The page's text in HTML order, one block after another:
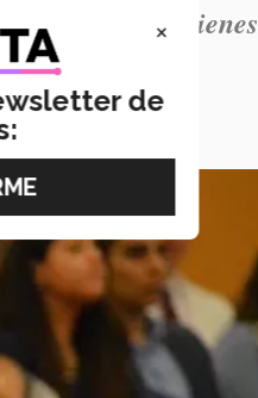
de tutores y quienes
×
de